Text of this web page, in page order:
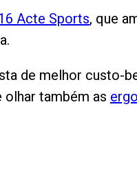
Acte Sports, que
de melhor custo-
olhar também as